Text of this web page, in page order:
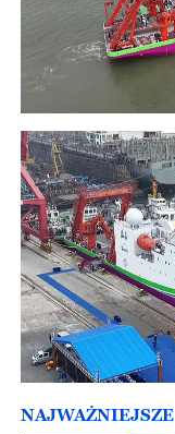
NAJWAŻNIEJSZE